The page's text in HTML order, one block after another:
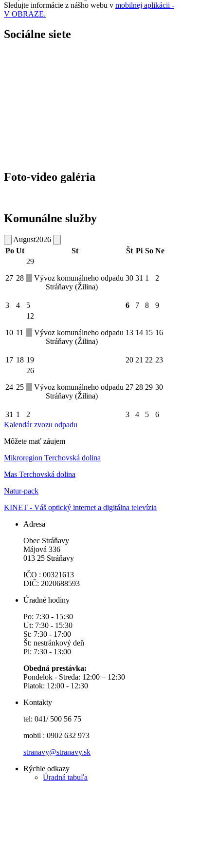
Sledujte informácie z nášho webu v mobilnej aplikácii -
V OBRAZE.
Sociálne siete
Foto-video galéria
Komunálne služby
August2026
Po Ut St Št Pi So Ne
27 28
29
Vývoz komunálneho odpadu
Stráňavy (Žilina)
30 31 1 2
3 4 5 6 7 8 9
10 11
12
Vývoz komunálneho odpadu
Stráňavy (Žilina)
13 14 15 16
17 18 19 20 21 22 23
24 25
26
Vývoz komunálneho odpadu
Stráňavy (Žilina)
27 28 29 30
31 1 2 3 4 5
6
Kalendár zvozu odpadu
Môžete mať záujem
Mikroregion Terchovská dolina
Mas Terchovská dolina
Natur-pack
KINET - Váš optický internet a digitálna televízia
Adresa
Obec Stráňavy
Májová 336
013 25 Stráňavy
IČO : 00321613
DIČ: 2020688593
Úradné hodiny
Po: 7:30 - 15:30
Ut: 7:30 - 15:30
St: 7:30 - 17:00
Št: nestránkový deň
Pi: 7:30 - 13:00
Obedná prestávka:
Pondelok - Streda: 12:00 – 12:30
Piatok: 12:00 - 12:30
Kontakty
tel: 041/ 500 56 75
mobil : 0902 632 973
stranavy@stranavy.sk
Rýchle odkazy
Úradná tabuľa